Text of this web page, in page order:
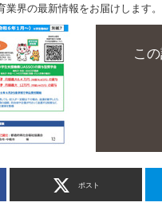
業界の最新情報をお届けします。
こ
ポスト